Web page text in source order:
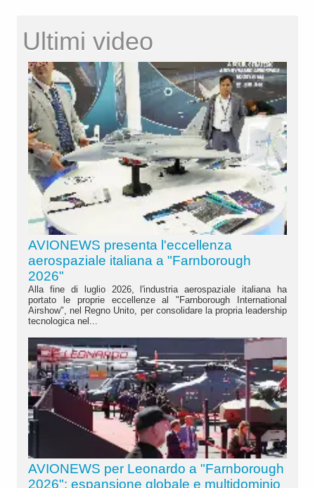
Ultimi video
AVIONEWS presenta l'eccellenza
aerospaziale italiana a "Farnborough
2026"
Alla fine di luglio 2026, l'industria aerospaziale italiana ha
portato le proprie eccellenze al "Farnborough International
Airshow", nel Regno Unito, per consolidare la propria leadership
tecnologica nel...
AVIONEWS per Leonardo a "Farnborough
2026": espansione globale e multidominio